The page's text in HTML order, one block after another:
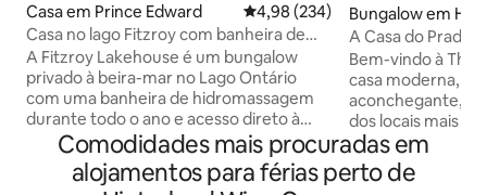
Casa em Prince Edward Classificação média de 4,98 em
4,98 (234)
Casa no lago Fitzroy com banheira de
hidromassagem à beira-mar
A Fitzroy Lakehouse é um bungalow
privado à beira-mar no Lago Ontário
com uma banheira de hidromassagem
durante todo o ano e acesso direto à
água. Desfrute de vistas para o lago a
partir da área de estar principal e do
quarto principal, além de uma praia
Bungalow em
A Casa do Prado
Edward Moderno
Bem-vindo à The
casa moderna,
aconchegante,
dos locais mais
de Prince
experiência de
para relaxar e
Comodidades mais procuradas em
alojamentos para férias perto de